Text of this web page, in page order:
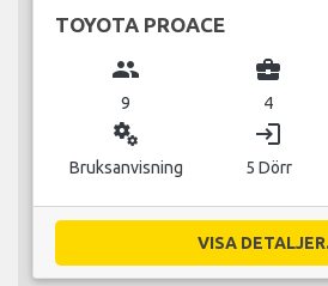
TOYOTA PROACE
group
9
business_center
4
miscellaneous_services
Bruksanvisning
login
5 Dörr
VISA